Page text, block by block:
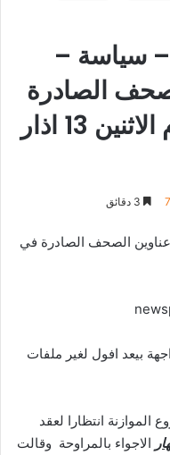
– سياسة –
الصادرة
في بيروت صباح اليوم الاثنين 13 اذار
الصحف الصادرة في
بيعد افول لغير ملفات
انتظارا لعقد
الاجواء بالمراوحة وقالت